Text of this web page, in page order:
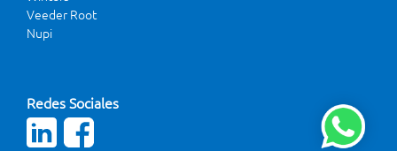
Veeder Root
Nupi
Redes Sociales